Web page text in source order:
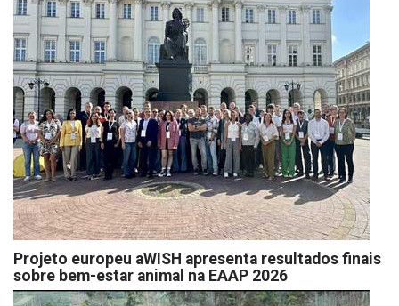
Projeto europeu aWISH apresenta resultados finais
sobre bem-estar animal na EAAP 2026